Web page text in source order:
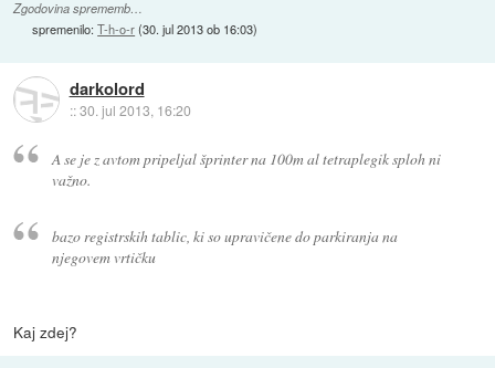
Zgodovina sprememb…
spremenilo:T-h-o-r(30. jul 2013 ob 16:03)
darkolord
::30. jul 2013, 16:20
A se je z avtom pripeljal šprinter na 100m al tetraplegik sploh ni
važno.
bazo registrskih tablic, ki so upravičene do parkiranja na
njegovem vrtičku
Kaj zdej?